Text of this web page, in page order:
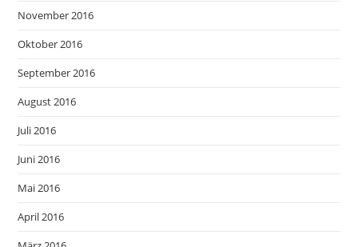
November 2016
Oktober 2016
September 2016
August 2016
Juli 2016
Juni 2016
Mai 2016
April 2016